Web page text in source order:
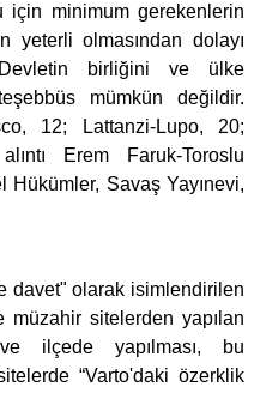
için minimum gerekenlerin
yeterli olmasından dolayı
Devletin birliğini ve ülke
mümkün değildir.
12; Lattanzi-Lupo, 20;
Erem Faruk-Toroslu
Savaş Yayınevi,
davet" olarak isimlendirilen
müzahir sitelerden yapılan
ilçede yapılması, bu
“Varto'daki özerklik